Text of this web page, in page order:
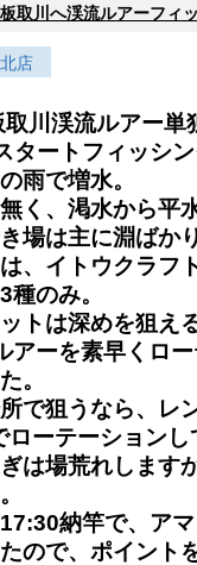
取川へ渓流ルアーフィ
店
川渓流ルアー単
タートフィッシン
雨で増水。
く、渇水から平
場は主に淵ばか
、イトウクラフ
種のみ。
トは深めを狙え
アーを素早くロ
。
で狙うなら、レ
ローテーションし
は場荒れします
納竿で、ア
ので、ポイント